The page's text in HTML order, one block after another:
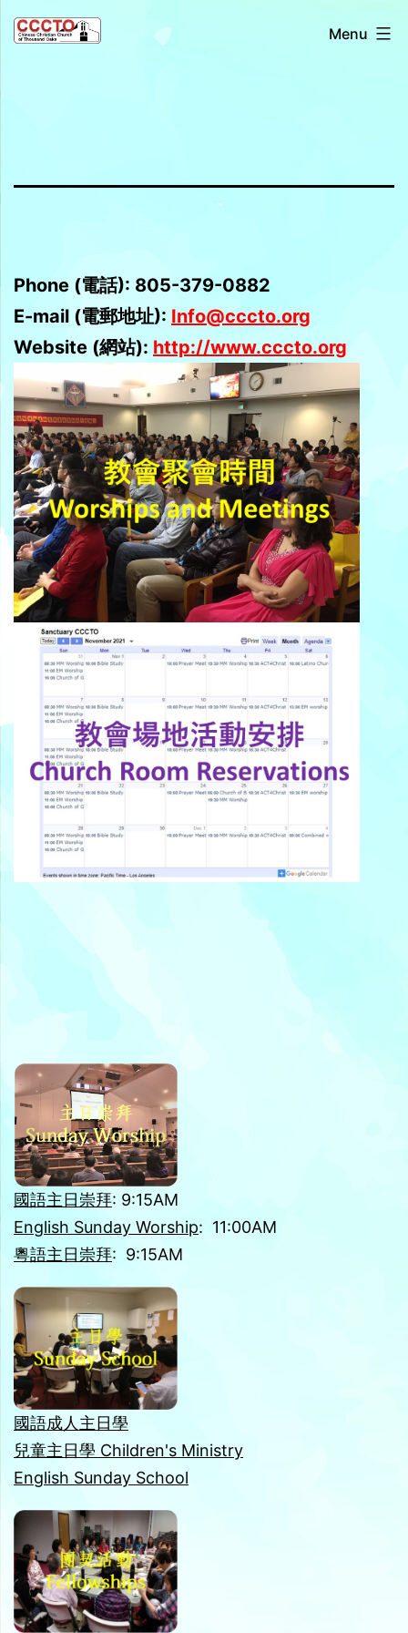
Skip
toChinese
Oaks
城
基
督
教
會
Menu
Phone (電話): 805-379-0882
E-mail (電郵地址): Info@cccto.org
Website (網站): http://www.cccto.org
國語主日崇拜: 9:15AM
English Sunday Worship: 11:00AM
粵語主日崇拜: 9:15AM
國語成人主日學
兒童主日學 Children's Ministry
English Sunday School